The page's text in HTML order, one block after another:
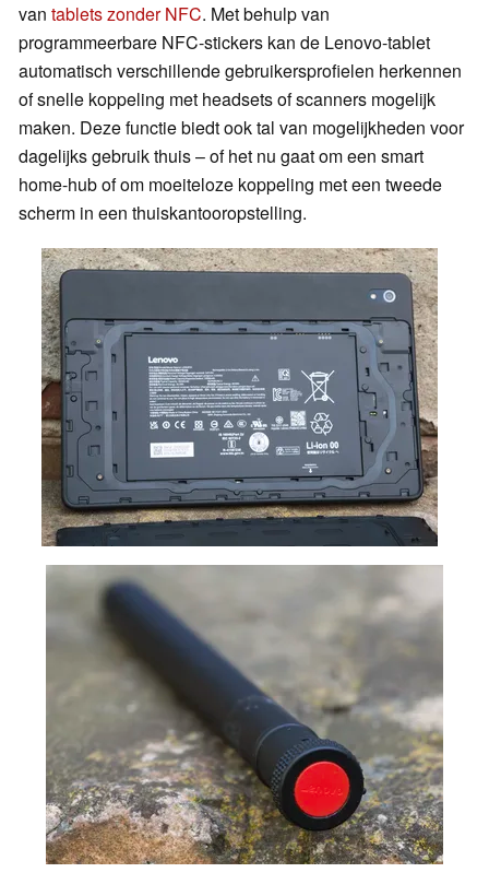
van tablets zonder NFC. Met behulp van
programmeerbare NFC-stickers kan de Lenovo-tablet
automatisch verschillende gebruikersprofielen herkennen
of snelle koppeling met headsets of scanners mogelijk
maken. Deze functie biedt ook tal van mogelijkheden voor
dagelijks gebruik thuis – of het nu gaat om een smart
home-hub of om moeiteloze koppeling met een tweede
scherm in een thuiskantooropstelling.